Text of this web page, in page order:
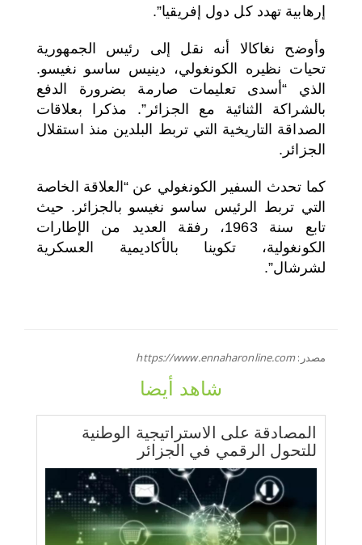
إرهابية تهدد كل دول إفريقيا”.
وأوضح نغاكالا أنه نقل إلى رئيس الجمهورية
تحيات نظيره الكونغولي، دينيس ساسو نغيسو.
الذي “أسدى تعليمات صارمة بضرورة الدفع
بالشراكة الثنائية مع الجزائر”. مذكرا بعلاقات
الصداقة التاريخية التي تربط البلدين منذ استقلال
الجزائر.
كما تحدث السفير الكونغولي عن “العلاقة الخاصة
التي تربط الرئيس ساسو نغيسو بالجزائر. حيث
تابع سنة 1963، رفقة العديد من الإطارات
الكونغولية، تكوينا بالأكاديمية العسكرية
لشرشال”.
مصدر:https://www.ennaharonline.com
شاهد أيضا
المصادقة على الاستراتيجية الوطنية
للتحول الرقمي في الجزائر